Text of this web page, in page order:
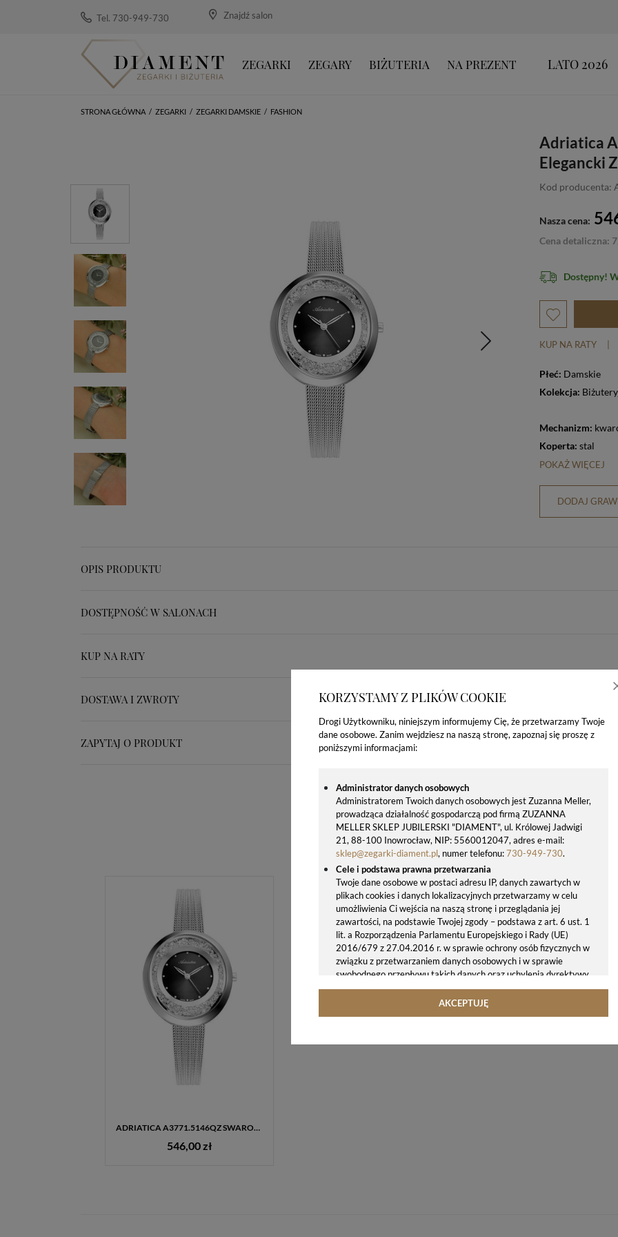
KORZYSTAMY Z PLIKÓW COOKIE
Drogi Użytkowniku, niniejszym informujemy Cię, że przetwarzamy Twoje
dane osobowe. Zanim wejdziesz na naszą stronę, zapoznaj się proszę z
poniższymi informacjami:
Administrator danych osobowych
Administratorem Twoich danych osobowych jest Zuzanna Meller,
prowadząca działalność gospodarczą pod firmą ZUZANNA
MELLER SKLEP JUBILERSKI "DIAMENT", ul. Królowej Jadwigi
21, 88-100 Inowrocław, NIP: 5560012047, adres e-mail:
sklep@zegarki-diament.pl, numer telefonu:730-949-730.
Cele i podstawa prawna przetwarzania
Twoje dane osobowe w postaci adresu IP, danych zawartych w
plikach cookies i danych lokalizacyjnych przetwarzamy w celu
umożliwienia Ci wejścia na naszą stronę i przeglądania jej
zawartości, na podstawie Twojej zgody – podstawa z art. 6 ust. 1
lit. a Rozporządzenia Parlamentu Europejskiego i Rady (UE)
2016/679 z 27.04.2016 r. w sprawie ochrony osób fizycznych w
związku z przetwarzaniem danych osobowych i w sprawie
swobodnego przepływu takich danych oraz uchylenia dyrektywy
95/46/WE (ogólne rozporządzenie o ochronie danych, tj. RODO).
Twoje dane osobowe możemy udostępniać hostingodawcy. Takie
zgodnie z naszymi poleceniami. Przekazujemy Twoje dane poza
AKCEPTUJĘ
Tel. 730-949-730 Znajdź salon
ZEGARKI ZEGARY BIŻUTERIA NA PREZENT LATO 2026
STRONA GŁÓWNA / ZEGARKI / ZEGARKI DAMSKIE / FASHION
Adriatica
Elegancki
Kod producenta:
Nasza cena:
Cena detaliczna:
Dostępny!
KUP NA RATY
Płeć: Damskie
Kolekcja:
Mechanizm:
Koperta: stal
POKAŻ WIĘCEJ
DODAJ
OPIS PRODUKTU
DOSTĘPNOŚĆ W SALONACH
KUP NA RATY
DOSTAWA I ZWROTY
ZAPYTAJ O PRODUKT
OSTATNIO OGLĄDANE PRODUKTY
ADRIATICA A3771.5146QZ SWAROVSKI – ELEGANCKI ZEGAREK DAMSKI SWISS MADE
546,00 zł